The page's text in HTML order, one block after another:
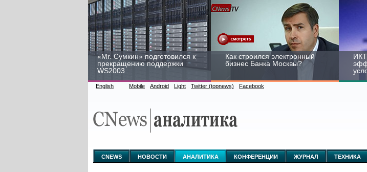
«Mr. Сумкин» подготовился к
прекращению поддержки
WS2003
Как строился электронный
бизнес Банка Москвы?
ИКТ
к аналитике
участвовать
English Mobile Android Light Twitter (topnews) Facebook
CNEWS НОВОСТИ АНАЛИТИКА КОНФЕРЕНЦИИ ЖУРНАЛ ТЕХНИКА